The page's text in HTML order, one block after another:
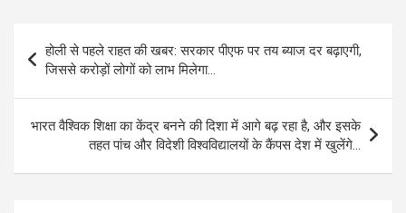
Post
navigation
होली से पहले राहत की खबर: सरकार पीएफ पर तय ब्याज दर बढ़ाएगी,
जिससे करोड़ों लोगों को लाभ मिलेगा…
भारत वैश्विक शिक्षा का केंद्र बनने की दिशा में आगे बढ़ रहा है, और इसके
तहत पांच और विदेशी विश्वविद्यालयों के कैंपस देश में खुलेंगे…